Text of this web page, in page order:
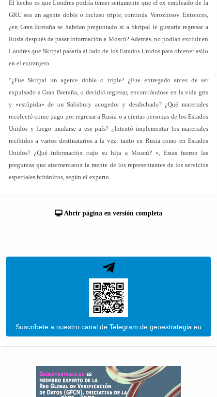
El hecho es que Londres podría temer seriamente que el ex empleado de la
GRU sea un agente doble o incluso triple, continúa Vorozhtsov. Entonces,
¿en Gran Bretaña se habrían preguntado si a Skripal le gustaría regresar a
Rusia después de pasar información a Moscú? Además, no podían excluir en
Londres que Skripal pasaría al lado de los Estados Unidos para obtener asilo
en el extranjero.
“¿Fue Skripal un agente doble o triple? ¿Fue entregado antes de ser
expulsado a Gran Bretaña, o decidió regresar, encontrándose en la vida gris
y «estúpida» de un Salisbury acogedor y desdichado? ¿Qué materiales
recolectó como pago por regresar a Rusia o a ciertas personas de los Estados
Unidos y luego mudarse a ese país? ¿Intentó implementar los materiales
recibidos a varios destinatarios a la vez: tanto en Rusia como en Estados
Unidos? ¿Qué información trajo su hija a Moscú? «, Estas fueron las
preguntas que atormentaron la mente de los representantes de los servicios
especiales británicos, según el experto.
Abrir página en versión completa
Suscríbete a nuestro canal de Telegram de geoestrategia.eu